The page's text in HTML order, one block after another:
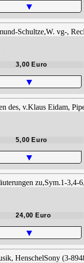
▼
3,00 Euro
▼
5,00 Euro
▼
24,00 Euro
▼